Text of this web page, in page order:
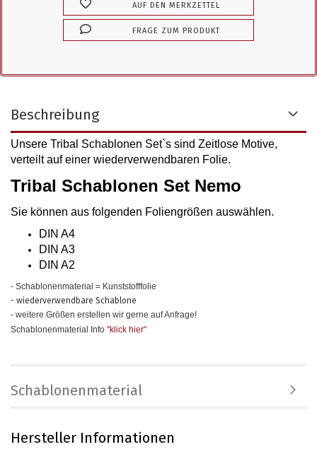
AUF DEN MERKZETTEL
FRAGE ZUM PRODUKT
Beschreibung
Unsere Tribal Schablonen Set`s sind Zeitlose Motive,
verteilt auf einer wiederverwendbaren Folie.
Tribal Schablonen Set Nemo
Sie können aus folgenden Foliengrößen auswählen.
DIN A4
DIN A3
DIN A2
- Schablonenmaterial = Kunststofffolie
- wiederverwendbare Schablone
- weitere Größen erstellen wir gerne auf Anfrage!
Schablonenmaterial Info "klick hier"
Schablonenmaterial
Hersteller Informationen